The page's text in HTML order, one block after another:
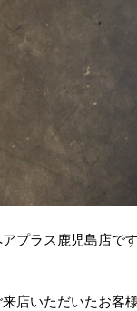
プラス鹿児島店で
店いただいたお客